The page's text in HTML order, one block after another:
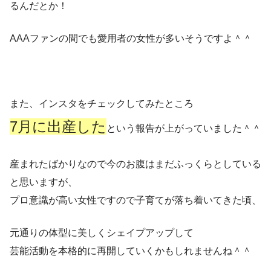
るんだとか！
AAAファンの間でも愛用者の女性が多いそうですよ＾＾
また、インスタをチェックしてみたところ
7月に出産した という報告が上がっていました＾＾
産まれたばかりなので今のお腹はまだふっくらとしている
と思いますが、
プロ意識が高い女性ですので子育てが落ち着いてきた頃、
元通りの体型に美しくシェイプアップして
芸能活動を本格的に再開していくかもしれませんね＾＾